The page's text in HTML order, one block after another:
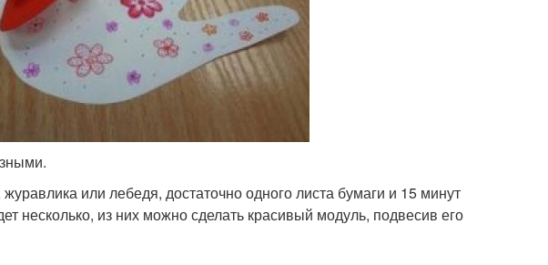
или лебедя, достаточно одного листа бумаги и 15 минут
несколько, из них можно сделать красивый модуль, подвесив его